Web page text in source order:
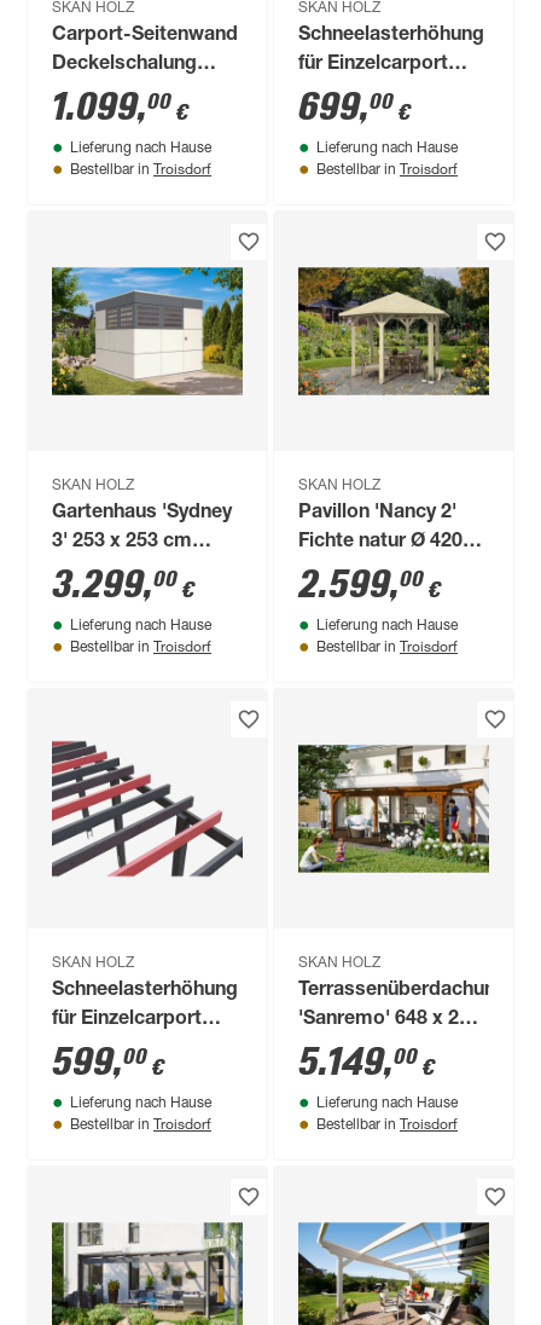
SKAN HOLZ
Carport-Seitenwand
Deckelschalung
schiefergrau 230 x
330 cm
1.099,00 €
Lieferung nach Hause
Bestellbar in Troisdorf
SKAN HOLZ
Schneelasterhöhung
für Einzelcarport
anthrazit Tiefe bis
860 cm
699,00 €
Lieferung nach Hause
Bestellbar in Troisdorf
SKAN HOLZ
Gartenhaus 'Sydney
3' 253 x 253 cm
schiefergrau/telegrau
3.299,00 €
Lieferung nach Hause
Bestellbar in Troisdorf
SKAN HOLZ
Pavillon 'Nancy 2'
Fichte natur Ø 420
cm
2.599,00 €
Lieferung nach Hause
Bestellbar in Troisdorf
SKAN HOLZ
Schneelasterhöhung
für Einzelcarport
anthrazit Tiefe bis
708 cm
599,00 €
Lieferung nach Hause
Bestellbar in Troisdorf
SKAN HOLZ
Terrassenüberdachung
'Sanremo' 648 x 250
cm Leimholz
Doppelstegplatten
nussbaum
5.149,00 €
Lieferung nach Hause
Bestellbar in Troisdorf